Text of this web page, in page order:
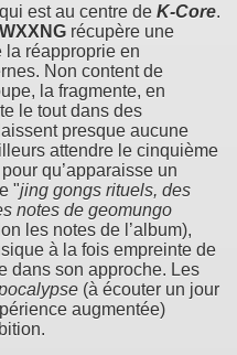
est au centre de K-Core.
récupère une
la réapproprie en
Non content de
la fragmente, en
le tout dans des
presque aucune
attendre le cinquième
qu’apparaisse un
"jing gongs rituels, des
notes de geomungo
les notes de l’album),
à la fois empreinte de
dans son approche. Les
(à écouter un jour
augmentée)